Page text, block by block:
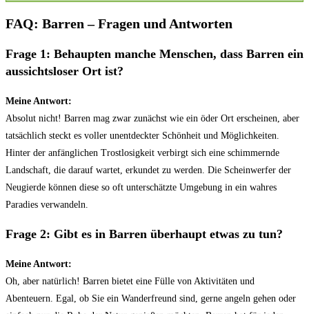
FAQ: Barren – Fragen und Antworten
Frage 1: Behaupten manche Menschen, dass Barren ein
aussichtsloser Ort ist?
Meine Antwort:
Absolut nicht! Barren mag zwar zunächst wie ein öder Ort erscheinen, aber
tatsächlich steckt es voller unentdeckter Schönheit und Möglichkeiten.
Hinter der anfänglichen Trostlosigkeit verbirgt sich eine schimmernde
Landschaft, die darauf wartet, erkundet zu werden. Die Scheinwerfer der
Neugierde können diese so oft unterschätzte Umgebung in ein wahres
Paradies verwandeln.
Frage 2: Gibt es in Barren überhaupt etwas zu tun?
Meine Antwort:
Oh, aber natürlich! Barren bietet eine Fülle von Aktivitäten und
Abenteuern. Egal, ob Sie ein Wanderfreund sind, gerne angeln gehen oder